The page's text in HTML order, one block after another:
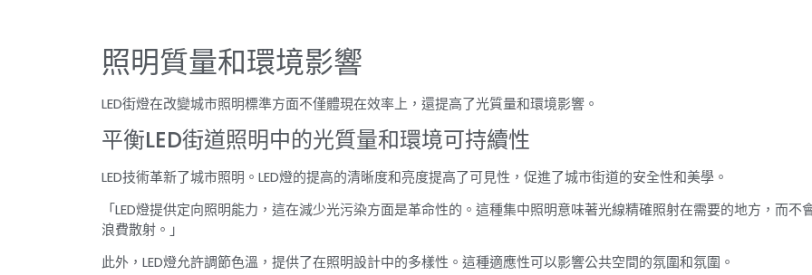
照明質量和環境影響
LED街燈在改變城市照明標準方面不僅體現在效率上，還提高了光質量和環境影響。
平衡LED街道照明中的光質量和環境可持續性
LED技術革新了城市照明。LED燈的提高的清晰度和亮度提高了可見性，促進了城市街道的安全性和美學。
「LED燈提供定向照明能力，這在減少光污染方面是革命性的。這種集中照明意味著光線精確照射在需要的地方，而不
浪費散射。」
此外，LED燈允許調節色溫，提供了在照明設計中的多樣性。這種適應性可以影響公共空間的氛圍和氛圍。